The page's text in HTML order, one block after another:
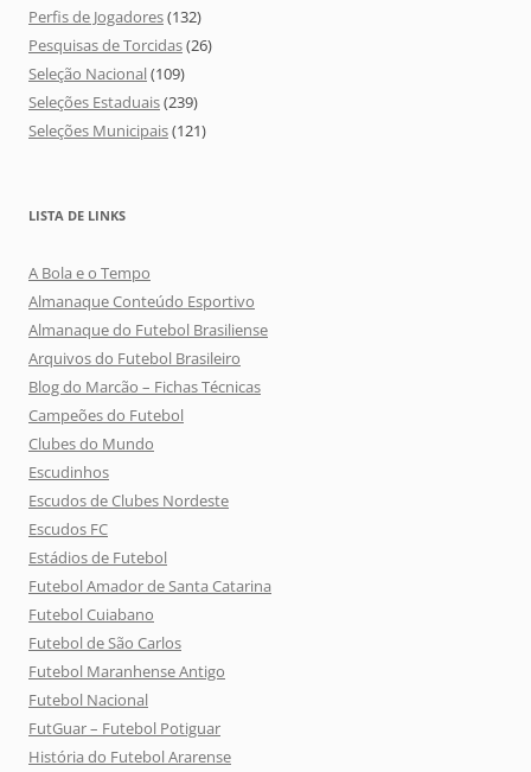
Perfis de Jogadores(132)
Pesquisas de Torcidas(26)
Seleção Nacional(109)
Seleções Estaduais(239)
Seleções Municipais(121)
LISTA DE LINKS
A Bola e o Tempo
Almanaque Conteúdo Esportivo
Almanaque do Futebol Brasiliense
Arquivos do Futebol Brasileiro
Blog do Marcão – Fichas Técnicas
Campeões do Futebol
Clubes do Mundo
Escudinhos
Escudos de Clubes Nordeste
Escudos FC
Estádios de Futebol
Futebol Amador de Santa Catarina
Futebol Cuiabano
Futebol de São Carlos
Futebol Maranhense Antigo
Futebol Nacional
FutGuar – Futebol Potiguar
História do Futebol Ararense